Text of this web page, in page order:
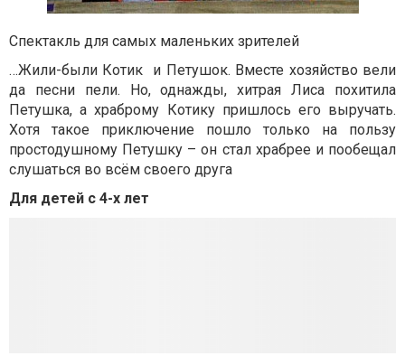
Спектакль для самых маленьких зрителей
…Жили-были Котик и Петушок. Вместе хозяйство вели
да песни пели. Но, однажды, хитрая Лиса похитила
Петушка, а храброму Котику пришлось его выручать.
Хотя такое приключение пошло только на пользу
простодушному Петушку – он стал храбрее и пообещал
слушаться во всём своего друга
Для детей с 4-х лет